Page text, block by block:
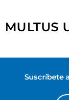
MULTUS
Suscríbete